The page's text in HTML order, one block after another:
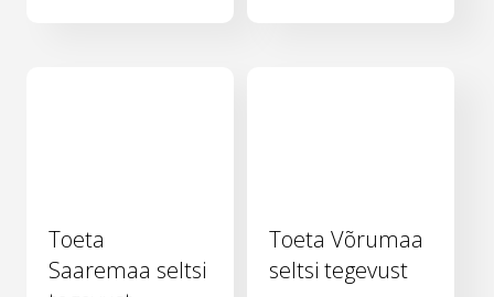
Toeta
Saaremaa seltsi
Toeta Võrumaa
seltsi tegevust